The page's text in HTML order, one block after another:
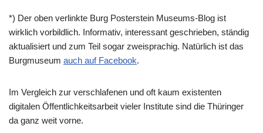
*) Der oben verlinkte Burg Posterstein Museums-Blog ist
wirklich vorbildlich. Informativ, interessant geschrieben, ständig
aktualisiert und zum Teil sogar zweisprachig. Natürlich ist das
Burgmuseum auch auf Facebook.
Im Vergleich zur verschlafenen und oft kaum existenten
digitalen Öffentlichkeitsarbeit vieler Institute sind die Thüringer
da ganz weit vorne.